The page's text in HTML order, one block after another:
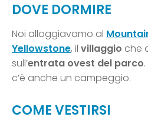
DOVE DORMIRE
Noi alloggiavamo al
Yellowstone, il villaggio che
sull’entrata ovest del parco
c’è anche un campeggio.
COME VESTIRSI